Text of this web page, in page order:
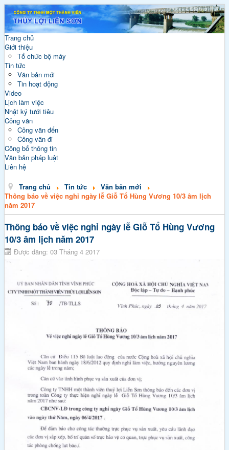
Trang chủ
Giới thiệu
Tổ chức bộ máy
Tin tức
Văn bản mới
Tin hoạt động
Video
Lịch làm việc
Nhật ký tưới tiêu
Công văn
Công văn đến
Công văn đi
Công bố thông tin
Văn bản pháp luật
Liên hệ
Trang chủ Tin tức
Văn bản mới
Thông báo về việc nghỉ ngày lễ Giỗ Tổ Hùng Vương 10/3 âm lịch
năm 2017
Thông báo về việc nghỉ ngày lễ Giỗ Tổ Hùng Vương
10/3 âm lịch năm 2017
Được đăng: 03 Tháng 4 2017